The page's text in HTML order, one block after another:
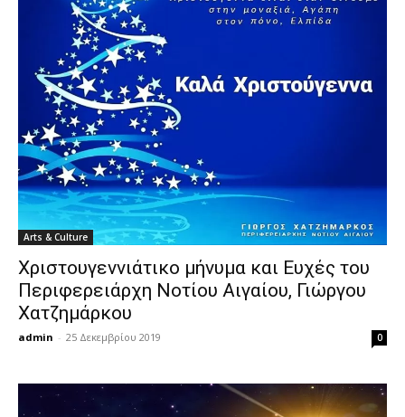
Arts & Culture
Χριστουγεννιάτικο μήνυμα και Ευχές του
Περιφερειάρχη Νοτίου Αιγαίου, Γιώργου
Χατζημάρκου
admin - 25 Δεκεμβρίου 2019 0